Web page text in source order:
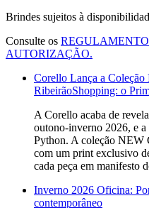
Brindes sujeitos à
Consulte os
AUTORIZAÇÃO.
Corello Lança a
RibeirãoShopping: o
A Corello acaba de
outono-inverno 2026, e a
Python. A coleção NEW
com um print exclusivo
cada peça em manifesto
Inverno 2026 Oficina:
contemporâneo